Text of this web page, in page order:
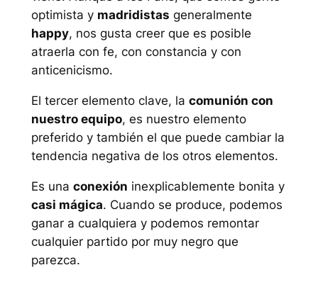
optimista y madridistas generalmente
happy, nos gusta creer que es posible
atraerla con fe, con constancia y con
anticenicismo.
El tercer elemento clave, la comunión con
nuestro equipo, es nuestro elemento
preferido y también el que puede cambiar la
tendencia negativa de los otros elementos.
Es una conexión inexplicablemente bonita y
casi mágica. Cuando se produce, podemos
ganar a cualquiera y podemos remontar
cualquier partido por muy negro que
parezca.